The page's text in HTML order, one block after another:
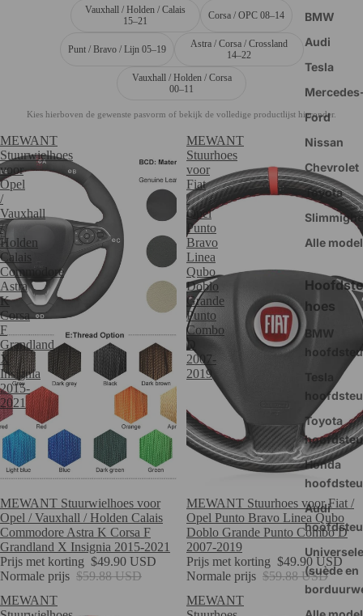
BMW
Audi
Tesla
Ford
Nissan
Chevrolet
Toyota
Alle
hoes
BMW
Tesla
Toyota
Honda
Audi
(suède en
Vauxhall / Holden / Calais
15–21
Corsa / OPC 08–14
Punt / Bravo / Lijn 05–19
Astra / Corsa / Crossland
14–22
Vauxhall / Holden / Corsa
00–11
Kies hierboven de gewenste pasvorm of bekijk de volledige productlijst hieronder.
MEWANT
Stuurwielhoes
voor
Opel
/
Vauxhall
/
Holden
Calais
Commodore
Astra
K
Corsa
F
Grandland
X
Insignia
2015-
2021
Verkoop
MEWANT Stuurwielhoes voor
Opel / Vauxhall / Holden Calais
Commodore Astra K Corsa F
Grandland X Insignia 2015-2021
Prijs met korting $49.90 USD
Normale prijs $59.88 USD
MEWANT
Stuurhoes
voor
Fiat
/
Opel
Punto
Bravo
Linea
Qubo
Doblo
Grande
Punto
Combo
D
2007-
2019
Verkoop
MEWANT Stuurhoes voor Fiat /
Opel Punto Bravo Linea Qubo
Doblo Grande Punto Combo D
2007-2019
Prijs met korting $49.90 USD
Normale prijs $59.88 USD
MEWANT
MEWANT